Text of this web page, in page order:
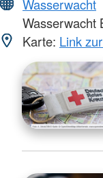
Wasserwacht
Wasserwacht
Karte: Link